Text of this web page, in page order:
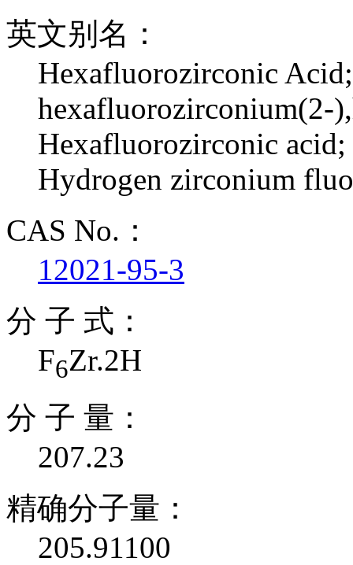
英文别名：
Hexafluorozirconic Acid;
hexafluorozirconium(2-
Hexafluorozirconic acid;
Hydrogen zirconium
CAS No.：
12021-95-3
分 子 式：
F6Zr.2H
分 子 量：
207.23
精确分子量：
205.91100